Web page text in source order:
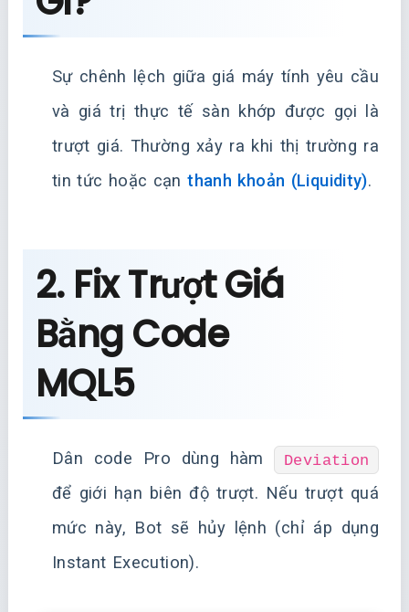
Sự chênh lệch giữa giá máy tính yêu cầu
và giá trị thực tế sàn khớp được gọi là
trượt giá. Thường xảy ra khi thị trường ra
tin tức hoặc cạnthanh khoản (Liquidity).
2. Fix Trượt Giá
Bằng Code
MQL5
Dân code Pro dùng hàm Deviation
để giới hạn biên độ trượt. Nếu trượt quá
mức này, Bot sẽ hủy lệnh (chỉ áp dụng
Instant Execution).